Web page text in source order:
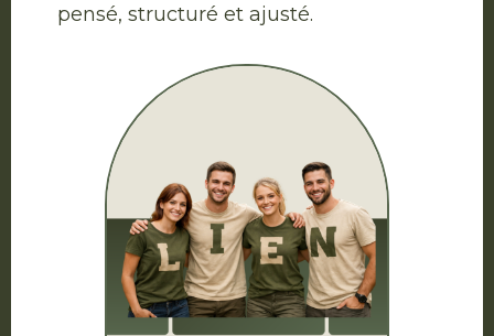
pensé, structuré et ajusté.